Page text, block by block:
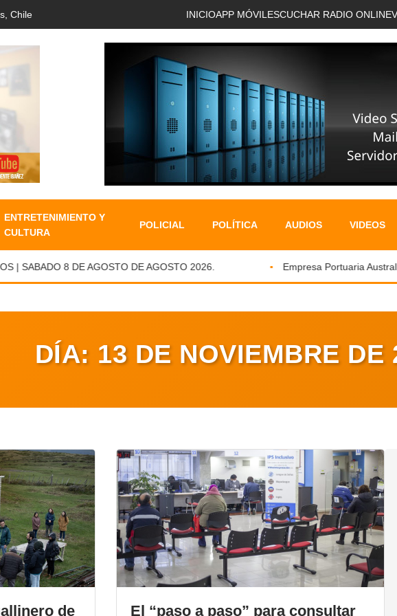
Chile INICIOAPP MÓVIL ESCUCHAR RADIO ONLINE
ENTRETENIMIENTO Y
CULTURA
POLICIAL POLÍTICA AUDIOS VIDEOS
SABADO 8 DE AGOSTO DE AGOSTO 2026. Empresa Portuaria Austral
DÍA: 13 DE NOVIEMBRE DE
de El “paso a paso” para consultar